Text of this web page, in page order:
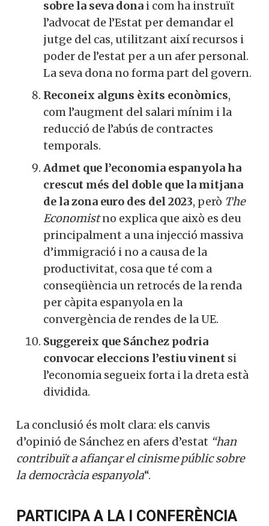
sobre la seva dona i com ha instruït
l’advocat de l’Estat per demandar el
jutge del cas, utilitzant així recursos i
poder de l’estat per a un afer personal.
La seva dona no forma part del govern.
Reconeix alguns èxits econòmics,
com l’augment del salari mínim i la
reducció de l’abús de contractes
temporals.
Admet que l’economia espanyola ha
crescut més del doble que la mitjana
de la zona euro des del 2023, però The
Economistno explica que això es deu
principalment a una injecció massiva
d’immigració i no a causa de la
productivitat, cosa que té com a
conseqüència un retrocés de la renda
per càpita espanyola en la
convergència de rendes de la UE.
Suggereix que Sánchez podria
convocar eleccions l’estiu vinent si
l’economia segueix forta i la dreta està
dividida.
La conclusió és molt clara: els canvis
d’opinió de Sánchez en afers d’estat “han
contribuït a afiançar el cinisme públic sobre
la democràcia espanyola“.
PARTICIPA A LA I CONFERÈNCIA